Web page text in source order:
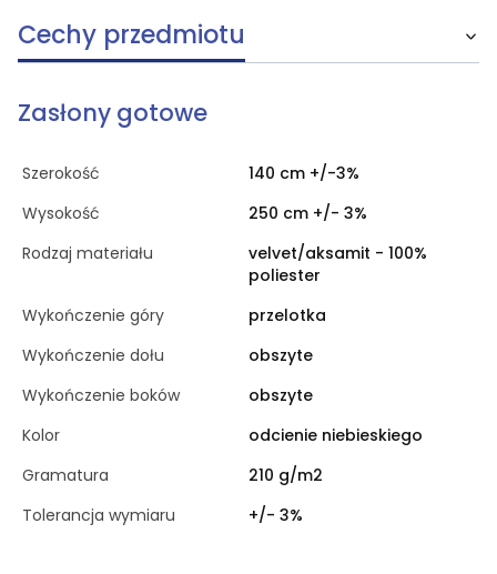
Cechy przedmiotu
Zasłony gotowe
Szerokość
140 cm +/-3%
Wysokość
250 cm +/- 3%
Rodzaj materiału
velvet/aksamit - 100%
poliester
Wykończenie góry
przelotka
Wykończenie dołu
obszyte
Wykończenie boków
obszyte
Kolor
odcienie niebieskiego
Gramatura
210 g/m2
Tolerancja wymiaru
+/- 3%